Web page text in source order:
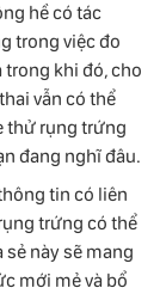
hề có tác
trong việc đo
khi đó, cho
vẫn có thể
thử rụng trứng
đang nghĩ đâu.
tin có liên
trứng có thể
này sẽ mang
mới mẻ và bổ